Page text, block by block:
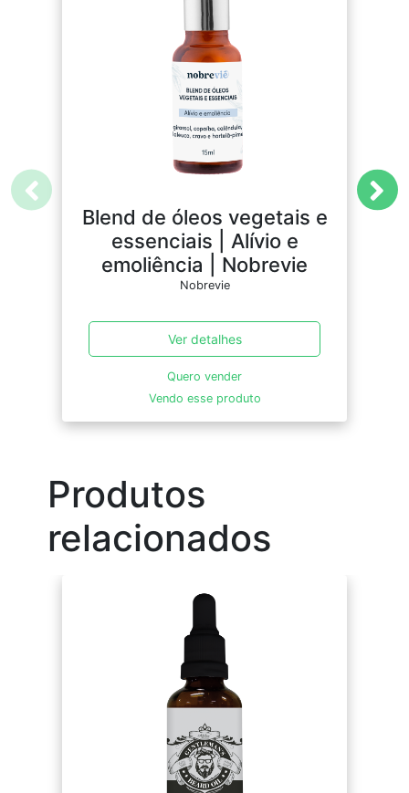
Blend de óleos vegetais e
essenciais | Alívio e
emoliência | Nobrevie
Nobrevie
Ver detalhes
Quero vender
Vendo esse produto
Produtos
relacionados